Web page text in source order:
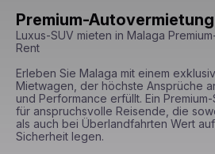
Premium-
Luxus-SUV mieten in Malaga
Rent
Erleben Sie Malaga mit einem
Mietwagen, der höchste Ansprüche
und Performance erfüllt. Ein
für anspruchsvolle Reisende, die
als auch bei Überlandfahrten Wert
Sicherheit legen.